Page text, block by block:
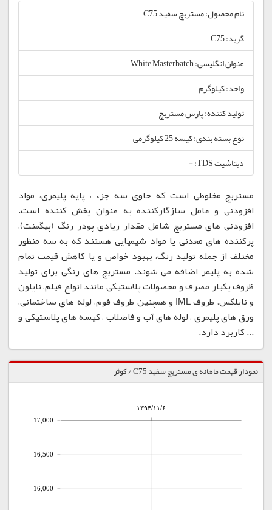
نام محصول: مستربچ سفید C75
گرید: C75
عنوان انگلیسی: White Masterbatch
واحد: کیلوگرم
تولید کننده: پارس مستربچ
نوع بسته بندی: کیسه 25 کیلوگرمی
دیتاشیت TDS: -
مستربچ مخلوطی است که حاوی سه جزء ، پایه پلیمری، مواد
افزودنی و عامل سازگارکننده به عنوان پخش کننده است.
افزودنی های مستربچ شامل مقدار زیادی پودر رنگ (پیگمنت)،
پرکننده های معدنی یا مواد شیمیایی هستند که به سه منظور
مختلف از جمله تولید رنگ، بهبود خواص و یا کاهش قیمت تمام
شده به پلیمر اضافه می شوند. مستربچ های رنگی برای تولید
ظروف یکبار مصرف و محصولات پلاستیکی مانند انواع فیلم، نایلون
و نایلکس، ظروف IML و همچنین ظروف فوم، لوله های ساختمانی،
ورق های پلیمری ، لوله های آب و فاضلاب ، کیسه های پلاستیکی و
... کاربرد دارد.
نمودار قیمت ماهانه ی مستربچ سفید C75 / کوثر
۱۳۹۴/۱۱/۶
16,000
16,500
17,000